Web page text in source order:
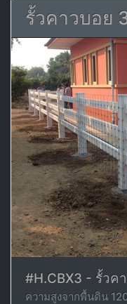
รั้วคาวบอย
#H.CBX3 - รั้วค
ความสูงจากพื้นดิน